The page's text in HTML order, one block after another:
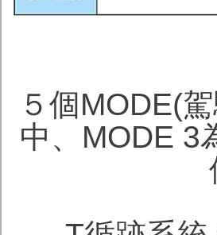
５個MODE(
中、MODE 3